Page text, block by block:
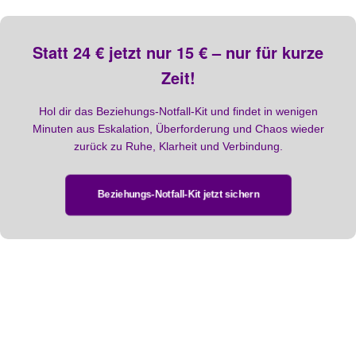
Statt 24 € jetzt nur 15 € – nur für kurze
Zeit!
Hol dir das Beziehungs-Notfall-Kit und findet in wenigen
Minuten aus Eskalation, Überforderung und Chaos wieder
zurück zu Ruhe, Klarheit und Verbindung.
Beziehungs-Notfall-Kit jetzt sichern